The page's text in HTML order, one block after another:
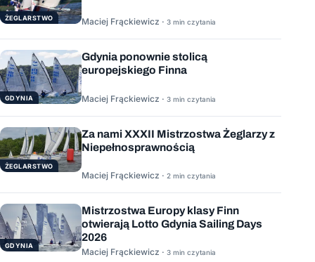
ŻEGLARSTWO Maciej Frąckiewicz · 3 min czytania
GDYNIA
Gdynia ponownie stolicą
europejskiego Finna
Maciej Frąckiewicz · 3 min czytania
ŻEGLARSTWO
Za nami XXXII Mistrzostwa Żeglarzy z
Niepełnosprawnością
Maciej Frąckiewicz · 2 min czytania
GDYNIA
Mistrzostwa Europy klasy Finn
otwierają Lotto Gdynia Sailing Days
2026
Maciej Frąckiewicz · 3 min czytania